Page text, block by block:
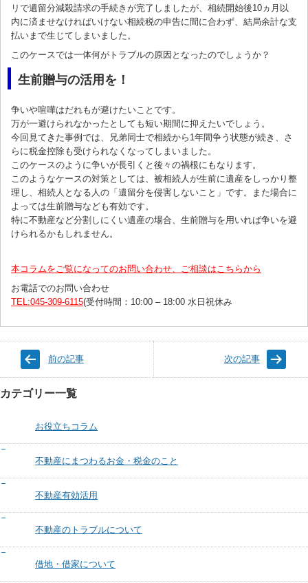
リで遺留分減殺請求の手続きが完了しましたが、相続開始後10ヵ月以
内に済ませなければいけない相続税の申告に間に合わず、結局余計な支
払いまで生じてしまいました。
このケースでは一体何がトラブルの原因となったのでしょうか？
生前贈与の活用を！
争いや喧嘩はだれもが避けたいことです。
万が一避けられなかったとしても短い期間に抑えたいでしょう。
今回見てきた事例では、兄弟同士で相続から1年間争う状態が続き、さ
らに税金控除も受けられなくなってしまいました。
このケースのように争いが長引くと後々の禍根にもなります。
このようなケースの対策としては、被相続人が生前に遺産をしっかり整
理し、相続人となる人の「遺留分を侵害しないこと」です。また場合に
よっては生前贈与なども有効です。
特に不動産など分割しにくい遺産の場合、生前贈与を用いれば争いを避
けられるかもしれません。
本コラムをご覧になってのお問い合わせ、ご相談はこちらから
お電話でのお問い合わせ
TEL:045-309-6115(受付時間：10:00 – 18:00 水日祝休み
前の記事 次の記事
カテゴリー一覧
お役立ちコラム
不動産にまつわるお金・税金のこと
不動産有効活用
不動産のトラブルについて
借地・借家について